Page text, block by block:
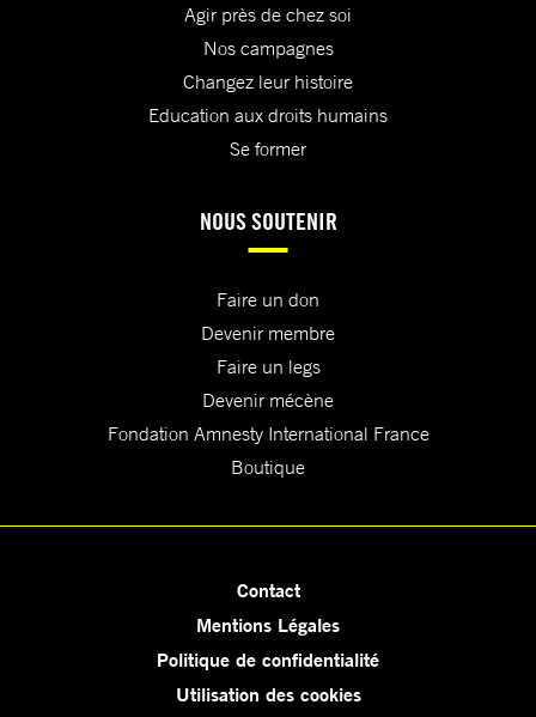
Agir près de chez soi
Nos campagnes
Changez leur histoire
Education aux droits humains
Se former
NOUS SOUTENIR
Faire un don
Devenir membre
Faire un legs
Devenir mécène
Fondation Amnesty International France
Boutique
Contact
Mentions Légales
Politique de confidentialité
Utilisation des cookies